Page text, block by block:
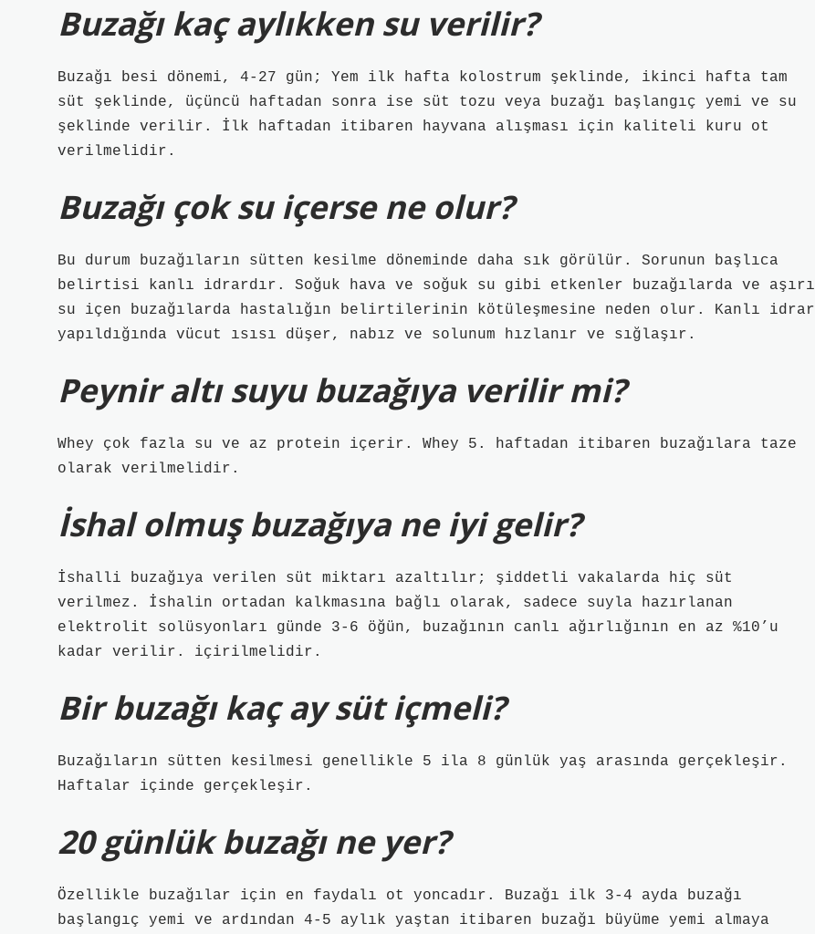
Buzağı kaç aylıkken su verilir?
Buzağı besi dönemi, 4-27 gün; Yem ilk hafta kolostrum şeklinde, ikinci hafta tam
süt şeklinde, üçüncü haftadan sonra ise süt tozu veya buzağı başlangıç ​​yemi ve su
şeklinde verilir. İlk haftadan itibaren hayvana alışması için kaliteli kuru ot
verilmelidir.
Buzağı çok su içerse ne olur?
Bu durum buzağıların sütten kesilme döneminde daha sık görülür. Sorunun başlıca
belirtisi kanlı idrardır. Soğuk hava ve soğuk su gibi etkenler buzağılarda ve aşırı
su içen buzağılarda hastalığın belirtilerinin kötüleşmesine neden olur. Kanlı idrar
yapıldığında vücut ısısı düşer, nabız ve solunum hızlanır ve sığlaşır.
Peynir altı suyu buzağıya verilir mi?
Whey çok fazla su ve az protein içerir. Whey 5. haftadan itibaren buzağılara taze
olarak verilmelidir.
İshal olmuş buzağıya ne iyi gelir?
İshalli buzağıya verilen süt miktarı azaltılır; şiddetli vakalarda hiç süt
verilmez. İshalin ortadan kalkmasına bağlı olarak, sadece suyla hazırlanan
elektrolit solüsyonları günde 3-6 öğün, buzağının canlı ağırlığının en az %10’u
kadar verilir. içirilmelidir.
Bir buzağı kaç ay süt içmeli?
Buzağıların sütten kesilmesi genellikle 5 ila 8 günlük yaş arasında gerçekleşir.
Haftalar içinde gerçekleşir.
20 günlük buzağı ne yer?
Özellikle buzağılar için en faydalı ot yoncadır. Buzağı ilk 3-4 ayda buzağı
başlangıç ​​yemi ve ardından 4-5 aylık yaştan itibaren buzağı büyüme yemi almaya